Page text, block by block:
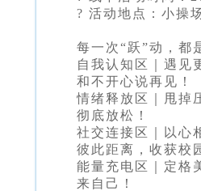
? 活动地点：小操
每一次“跃”动，都
自我认知区｜遇见
和不开心说再见！
情绪释放区｜甩掉
彻底放松！
社交连接区｜以心
彼此距离，收获校
能量充电区｜定格
来自己！